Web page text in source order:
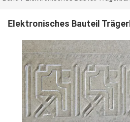
Elektronisches Bauteil